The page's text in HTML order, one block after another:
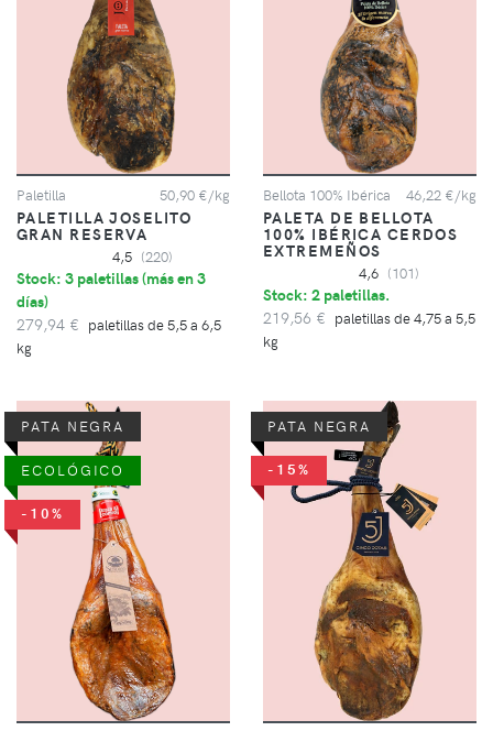
Paletilla 50,90 €/kg
PALETILLA JOSELITO
GRAN RESERVA
4,5 (220)
Stock: 3 paletillas (más en 3
días)
279,94 € paletillas de 5,5 a 6,5
kg
Bellota 100% Ibérica 46,22 €/kg
PALETA DE BELLOTA
100% IBÉRICA CERDOS
EXTREMEÑOS
4,6 (101)
Stock: 2 paletillas.
219,56 € paletillas de 4,75 a 5,5
kg
PATA NEGRA
ECOLÓGICO
-10%
PATA NEGRA
-15%